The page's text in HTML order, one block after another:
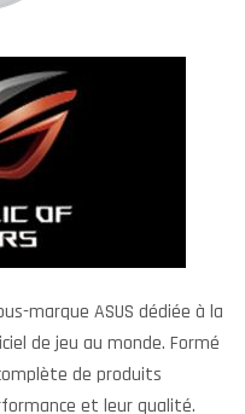
marque ASUS dédiée à la
de jeu au monde. Formé
de produits
et leur qualité.